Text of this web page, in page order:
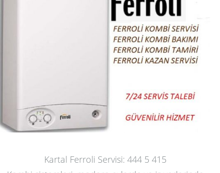
Kartal Ferroli Servisi: 444 5 415